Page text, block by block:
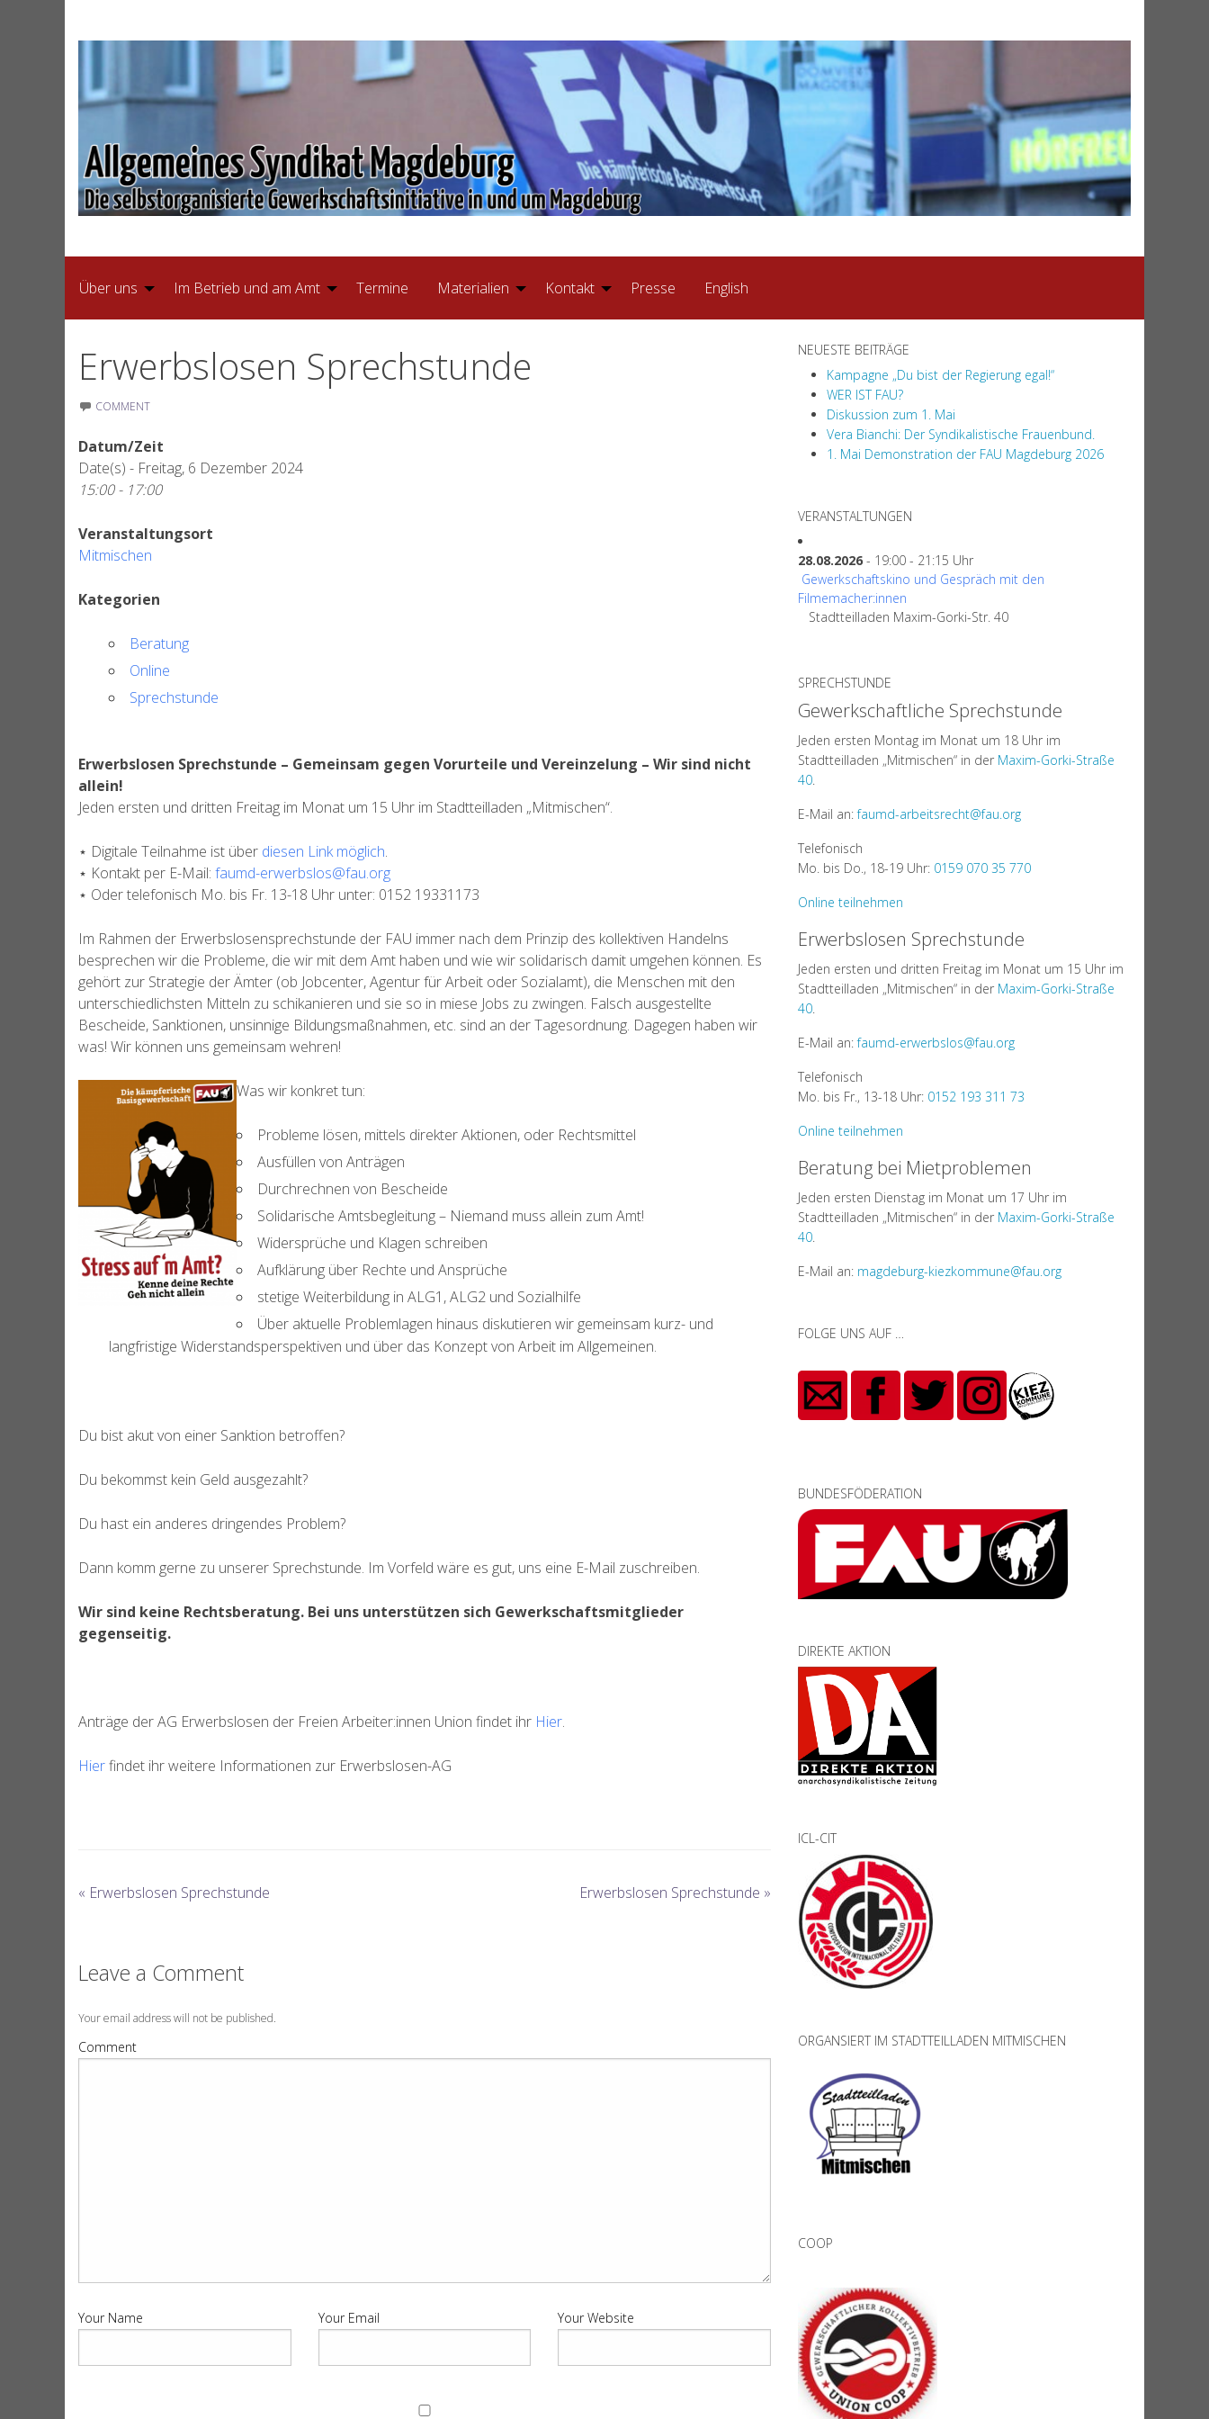
Über uns Im Betrieb und am Amt Termine Materialien Kontakt Presse English
Erwerbslosen Sprechstunde
COMMENT
Datum/Zeit
Date(s) - Freitag, 6 Dezember 2024
15:00 - 17:00
Veranstaltungsort
Mitmischen
Kategorien
Beratung
Online
Sprechstunde
Erwerbslosen Sprechstunde – Gemeinsam gegen Vorurteile und Vereinzelung – Wir sind nicht
allein!
Jeden ersten und dritten Freitag im Monat um 15 Uhr im Stadtteilladen „Mitmischen“.
⋆ Digitale Teilnahme ist über diesen Link möglich.
⋆ Kontakt per E-Mail: faumd-erwerbslos@fau.org
⋆ Oder telefonisch Mo. bis Fr. 13-18 Uhr unter: 0152 19331173
Im Rahmen der Erwerbslosensprechstunde der FAU immer nach dem Prinzip des kollektiven Handelns
besprechen wir die Probleme, die wir mit dem Amt haben und wie wir solidarisch damit umgehen können. Es
gehört zur Strategie der Ämter (ob Jobcenter, Agentur für Arbeit oder Sozialamt), die Menschen mit den
unterschiedlichsten Mitteln zu schikanieren und sie so in miese Jobs zu zwingen. Falsch ausgestellte
Bescheide, Sanktionen, unsinnige Bildungsmaßnahmen, etc. sind an der Tagesordnung. Dagegen haben wir
was! Wir können uns gemeinsam wehren!
Was wir konkret tun:
Probleme lösen, mittels direkter Aktionen, oder Rechtsmittel
Ausfüllen von Anträgen
Durchrechnen von Bescheide
Solidarische Amtsbegleitung – Niemand muss allein zum Amt!
Widersprüche und Klagen schreiben
Aufklärung über Rechte und Ansprüche
stetige Weiterbildung in ALG1, ALG2 und Sozialhilfe
Über aktuelle Problemlagen hinaus diskutieren wir gemeinsam kurz- und
langfristige Widerstandsperspektiven und über das Konzept von Arbeit im Allgemeinen.
Du bist akut von einer Sanktion betroffen?
Du bekommst kein Geld ausgezahlt?
Du hast ein anderes dringendes Problem?
Dann komm gerne zu unserer Sprechstunde. Im Vorfeld wäre es gut, uns eine E-Mail zuschreiben.
Wir sind keine Rechtsberatung. Bei uns unterstützen sich Gewerkschaftsmitglieder
gegenseitig.
Anträge der AG Erwerbslosen der Freien Arbeiter:innen Union findet ihr Hier.
Hierfindet ihr weitere Informationen zur Erwerbslosen-AG
« Erwerbslosen Sprechstunde Erwerbslosen Sprechstunde »
Leave a Comment
Your email address will not be published.
Comment
Your Name Your Email Your Website
NEUESTE BEITRÄGE
Kampagne „Du bist der Regierung egal!“
WER IST FAU?
Diskussion zum 1. Mai
Vera Bianchi: Der Syndikalistische Frauenbund.
1. Mai Demonstration der FAU Magdeburg 2026
VERANSTALTUNGEN
28.08.2026 - 19:00 - 21:15 Uhr
Gewerkschaftskino und Gespräch mit den
Filmemacher:innen
Stadtteilladen Maxim-Gorki-Str. 40
SPRECHSTUNDE
Gewerkschaftliche Sprechstunde
Jeden ersten Montag im Monat um 18 Uhr im
Stadtteilladen „Mitmischen“ in der Maxim-Gorki-Straße
40.
E-Mail an:faumd-arbeitsrecht@fau.org
Telefonisch
Mo. bis Do., 18-19 Uhr: 0159 070 35 770
Online teilnehmen
Erwerbslosen Sprechstunde
Jeden ersten und dritten Freitag im Monat um 15 Uhr im
Stadtteilladen „Mitmischen“ in der Maxim-Gorki-Straße
40.
E-Mail an:faumd-erwerbslos@fau.org
Telefonisch
Mo. bis Fr., 13-18 Uhr: 0152 193 311 73
Online teilnehmen
Beratung bei Mietproblemen
Jeden ersten Dienstag im Monat um 17 Uhr im
Stadtteilladen „Mitmischen“ in der Maxim-Gorki-Straße
40.
E-Mail an: magdeburg-kiezkommune@fau.org
FOLGE UNS AUF …
BUNDESFÖDERATION
DIREKTE AKTION
ICL-CIT
ORGANSIERT IM STADTTEILLADEN MITMISCHEN
COOP